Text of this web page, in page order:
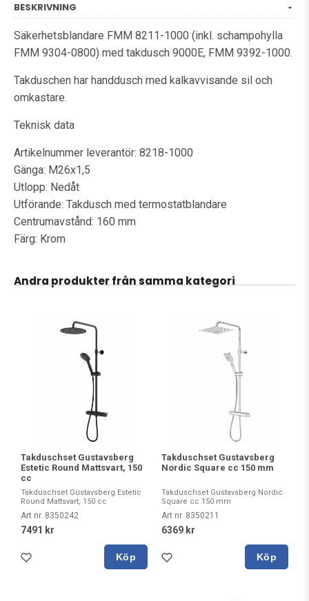
BESKRIVNING
Säkerhetsblandare FMM 8211-1000 (inkl. schampohylla
FMM 9304-0800) med takdusch 9000E, FMM 9392-1000.
Takduschen har handdusch med kalkavvisande sil och
omkastare.
Teknisk data
Artikelnummer leverantör: 8218-1000
Gänga: M26x1,5
Utlopp: Nedåt
Utförande: Takdusch med termostatblandare
Centrumavstånd: 160 mm
Färg: Krom
Andra produkter från samma kategori
Takduschset Gustavsberg
Estetic Round Mattsvart, 150
cc
Takduschset Gustavsberg Estetic
Round Mattsvart, 150 cc
Art nr. 8350242
7491 kr
Köp
Takduschset Gustavsberg
Nordic Square cc 150 mm
Takduschset Gustavsberg Nordic
Square cc 150 mm
Art nr. 8350211
6369 kr
Köp